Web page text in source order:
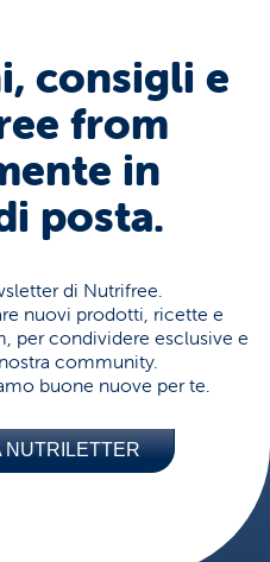
consigli e
from
in
posta.
di Nutrifree.
nuovi prodotti, ricette e
per condividere esclusive e
community.
buone nuove per te.
NUTRILETTER